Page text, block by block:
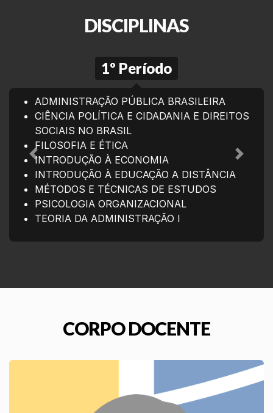
DISCIPLINAS
Anterior
1º Período
ADMINISTRAÇÃO PÚBLICA BRASILEIRA
CIÊNCIA POLÍTICA E CIDADANIA E DIREITOS
SOCIAIS NO BRASIL
FILOSOFIA E ÉTICA
INTRODUÇÃO À ECONOMIA
INTRODUÇÃO À EDUCAÇÃO A DISTÂNCIA
MÉTODOS E TÉCNICAS DE ESTUDOS
PSICOLOGIA ORGANIZACIONAL
TEORIA DA ADMINISTRAÇÃO I
CORPO DOCENTE